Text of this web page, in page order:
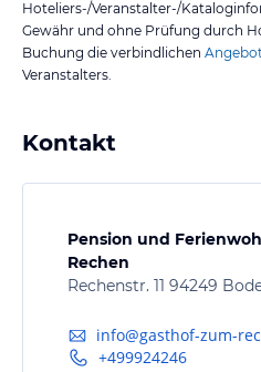
Hoteliers-/Veranstalter-/
Gewähr und ohne Prüfung durch
Buchung die verbindlichen
Veranstalters.
Kontakt
Pension und
Rechen
Rechenstr. 11 94249
info@gasthof-zum-
+499924246